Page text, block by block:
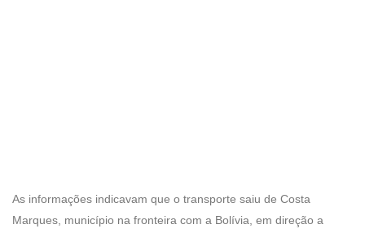
As informações indicavam que o transporte saiu de Costa
Marques, município na fronteira com a Bolívia, em direção a